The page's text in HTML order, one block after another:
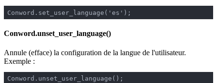
Conword.set_user_language('es');
Conword.unset_user_language()
Annule (efface) la configuration de la langue de l'utilisateur.
Exemple :
Conword.unset_user_language();